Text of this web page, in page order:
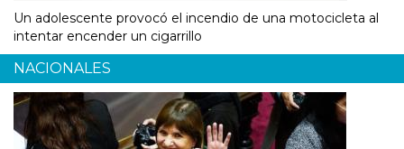
Un adolescente provocó el incendio de una motocicleta al
intentar encender un cigarrillo
NACIONALES